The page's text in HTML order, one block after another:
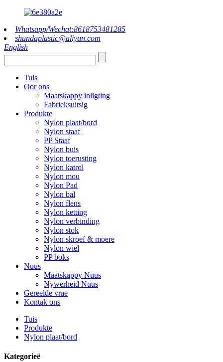
Whatsapp/Wechat:8618753481285
shundaplastic@aliyun.com
English
Tuis
Oor ons
Maatskappy inligting
Fabrieksuitsig
Produkte
Nylon plaat/bord
Nylon staaf
PP Staaf
Nylon buis
Nylon toerusting
Nylon katrol
Nylon mou
Nylon Pad
Nylon bal
Nylon flens
Nylon ketting
Nylon verbinding
Nylon stok
Nylon skroef & moere
Nylon wiel
PP boks
Nuus
Maatskappy Nuus
Nywerheid Nuus
Gereelde vrae
Kontak ons
Tuis
Produkte
Nylon plaat/bord
Kategorieë